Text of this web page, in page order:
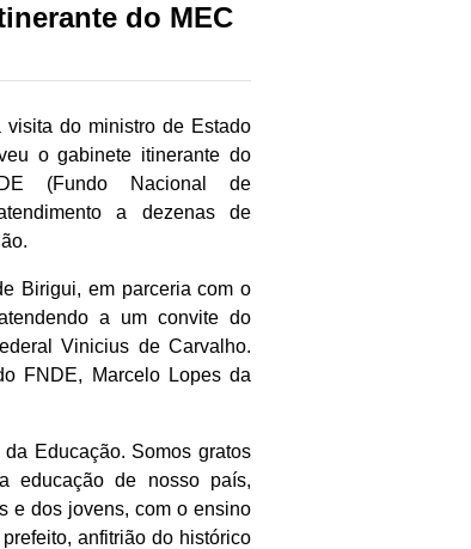
do MEC
visita do ministro de Estado
o gabinete itinerante do
(Fundo Nacional de
a dezenas de
Birigui, em parceria com o
a um convite do
Vinicius de Carvalho.
FNDE, Marcelo Lopes da
Educação. Somos gratos
educação de nosso país,
e dos jovens, com o ensino
anfitrião do histórico